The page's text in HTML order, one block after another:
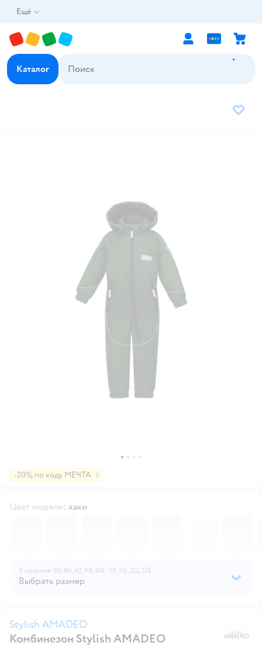
Ещё
Каталог
В
-20% по коду МЕЧТА
Цвет модели: хаки
В наличии 80, 86, 92, 98, 104, 110, 116, 122, 128
Выбрать размер
Stylish AMADEO
Комбинезон Stylish AMADEO